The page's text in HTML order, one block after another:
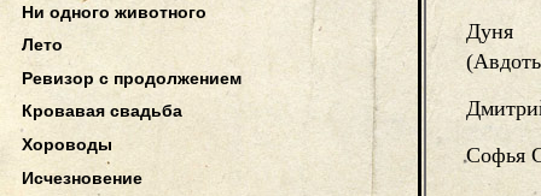
Дуня
Софья
Ни одного животного
Лето
Ревизор с продолжением
Кровавая свадьба
Хороводы
Исчезновение